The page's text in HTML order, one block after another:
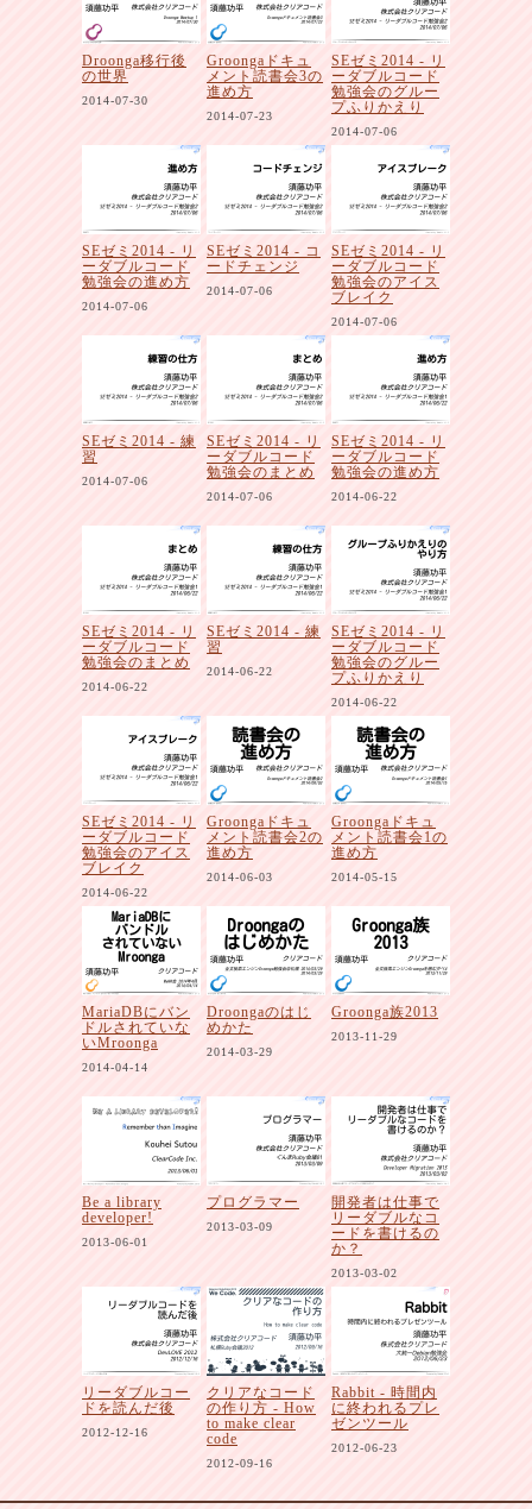
Droonga移行後
の世界
2014-07-30
Groongaドキュ
メント読書会3の
進め方
2014-07-23
SEゼミ2014 - リ
ーダブルコード
勉強会のグルー
プふりかえり
2014-07-06
SEゼミ2014 - リ
ーダブルコード
勉強会の進め方
2014-07-06
SEゼミ2014 - コ
ードチェンジ
2014-07-06
SEゼミ2014 - リ
ーダブルコード
勉強会のアイス
ブレイク
2014-07-06
SEゼミ2014 - 練
習
2014-07-06
SEゼミ2014 - リ
ーダブルコード
勉強会のまとめ
2014-07-06
SEゼミ2014 - リ
ーダブルコード
勉強会の進め方
2014-06-22
SEゼミ2014 - リ
ーダブルコード
勉強会のまとめ
2014-06-22
SEゼミ2014 - 練
習
2014-06-22
SEゼミ2014 - リ
ーダブルコード
勉強会のグルー
プふりかえり
2014-06-22
SEゼミ2014 - リ
ーダブルコード
勉強会のアイス
ブレイク
2014-06-22
Groongaドキュ
メント読書会2の
進め方
2014-06-03
Groongaドキュ
メント読書会1の
進め方
2014-05-15
MariaDBにバン
ドルされていな
いMroonga
2014-04-14
Droongaのはじ
めかた
2014-03-29
Groonga族2013
2013-11-29
Be a library
developer!
2013-06-01
プログラマー
2013-03-09
開発者は仕事で
リーダブルなコ
ードを書けるの
か？
2013-03-02
リーダブルコー
ドを読んだ後
2012-12-16
クリアなコード
の作り方 - How
to make clear
code
2012-09-16
Rabbit - 時間内
に終われるプレ
ゼンツール
2012-06-23